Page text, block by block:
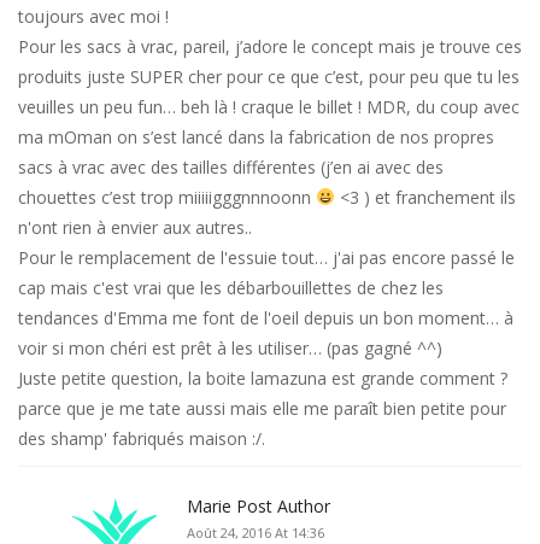
toujours avec moi !
Pour les sacs à vrac, pareil, j’adore le concept mais je trouve ces
produits juste SUPER cher pour ce que c’est, pour peu que tu les
veuilles un peu fun… beh là ! craque le billet ! MDR, du coup avec
ma mOman on s’est lancé dans la fabrication de nos propres
sacs à vrac avec des tailles différentes (j’en ai avec des
chouettes c’est trop miiiiigggnnnoonn
<3 ) et franchement ils
n'ont rien à envier aux autres..
Pour le remplacement de l'essuie tout… j'ai pas encore passé le
cap mais c'est vrai que les débarbouillettes de chez les
tendances d'Emma me font de l'oeil depuis un bon moment… à
voir si mon chéri est prêt à les utiliser… (pas gagné ^^)
Juste petite question, la boite lamazuna est grande comment ?
parce que je me tate aussi mais elle me paraît bien petite pour
des shamp' fabriqués maison :/.
Marie Post Author
Août 24, 2016 At 14:36